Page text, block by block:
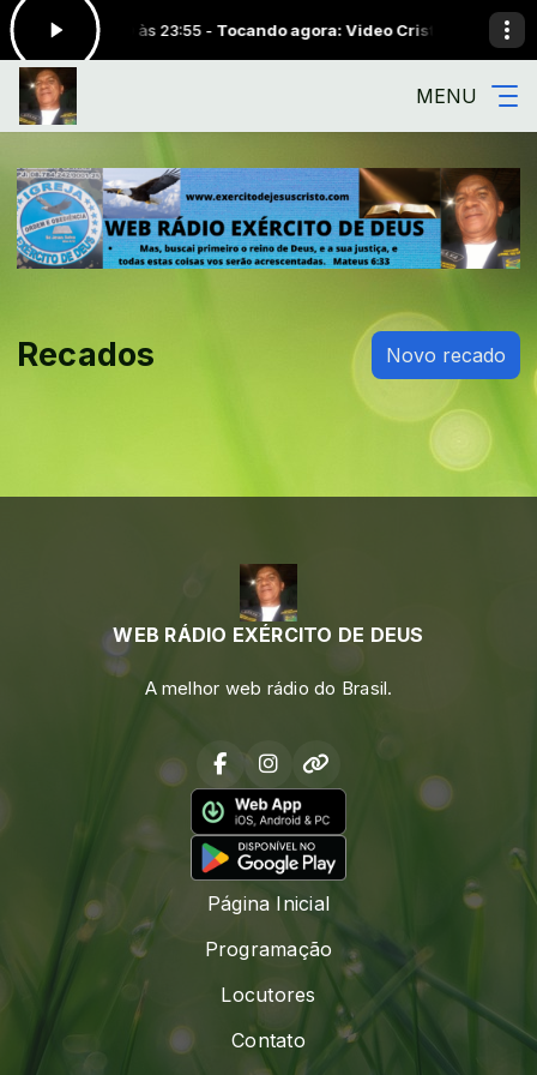
às 23:55 - Tocando agora: Video Cristologia 03082022
MENU
Recados Novo recado
WEB RÁDIO EXÉRCITO DE DEUS
A melhor web rádio do Brasil.
Página Inicial
Programação
Locutores
Contato